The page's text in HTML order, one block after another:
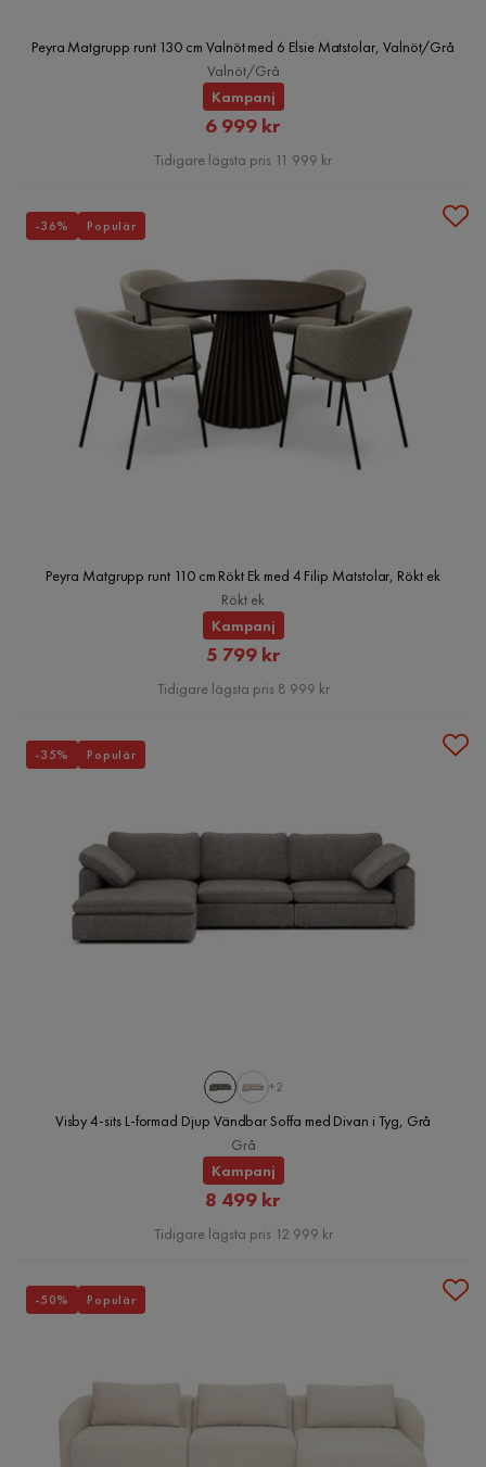
Peyra Matgrupp runt 130 cm Valnöt med 6 Elsie Matstolar, Valnöt/Grå
Valnöt/Grå
Kampanj
Rabatterat
Pris
6 999 kr
Tidigare lägsta pris 11 999 kr
Peyra Matgrupp runt 110 cm Rökt Ek med 4 Filip Matstolar, Rökt ek
Rökt ek
Kampanj
Rabatterat
Pris
5 799 kr
Tidigare lägsta pris 8 999 kr
-36% Populär
+2
Visby 4-sits L-formad Djup Vändbar Soffa med Divan i Tyg, Grå
Grå
Kampanj
Rabatterat
Pris
8 499 kr
Tidigare lägsta pris 12 999 kr
-35% Populär
-50% Populär